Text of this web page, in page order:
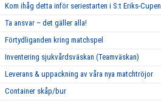
Kom ihåg detta inför seriestarten i S:t Eriks-Cupen
Ta ansvar – det gäller alla!
Förtydliganden kring matchspel
Inventering sjukvårdsväskan (Teamväskan)
Leverans & uppackning av våra nya matchtröjor
Container skåp/bur